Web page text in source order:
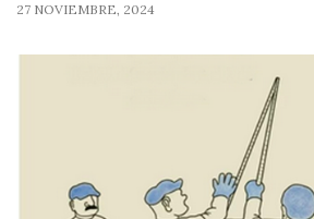
27 NOVIEMBRE, 2024